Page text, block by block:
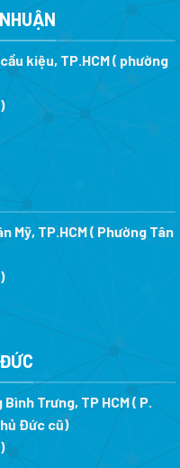
kiệu, TP.HCM ( phường
Mỹ, TP.HCM ( Phường Tân
)
Trưng, TP HCM ( P.
Đức cũ)